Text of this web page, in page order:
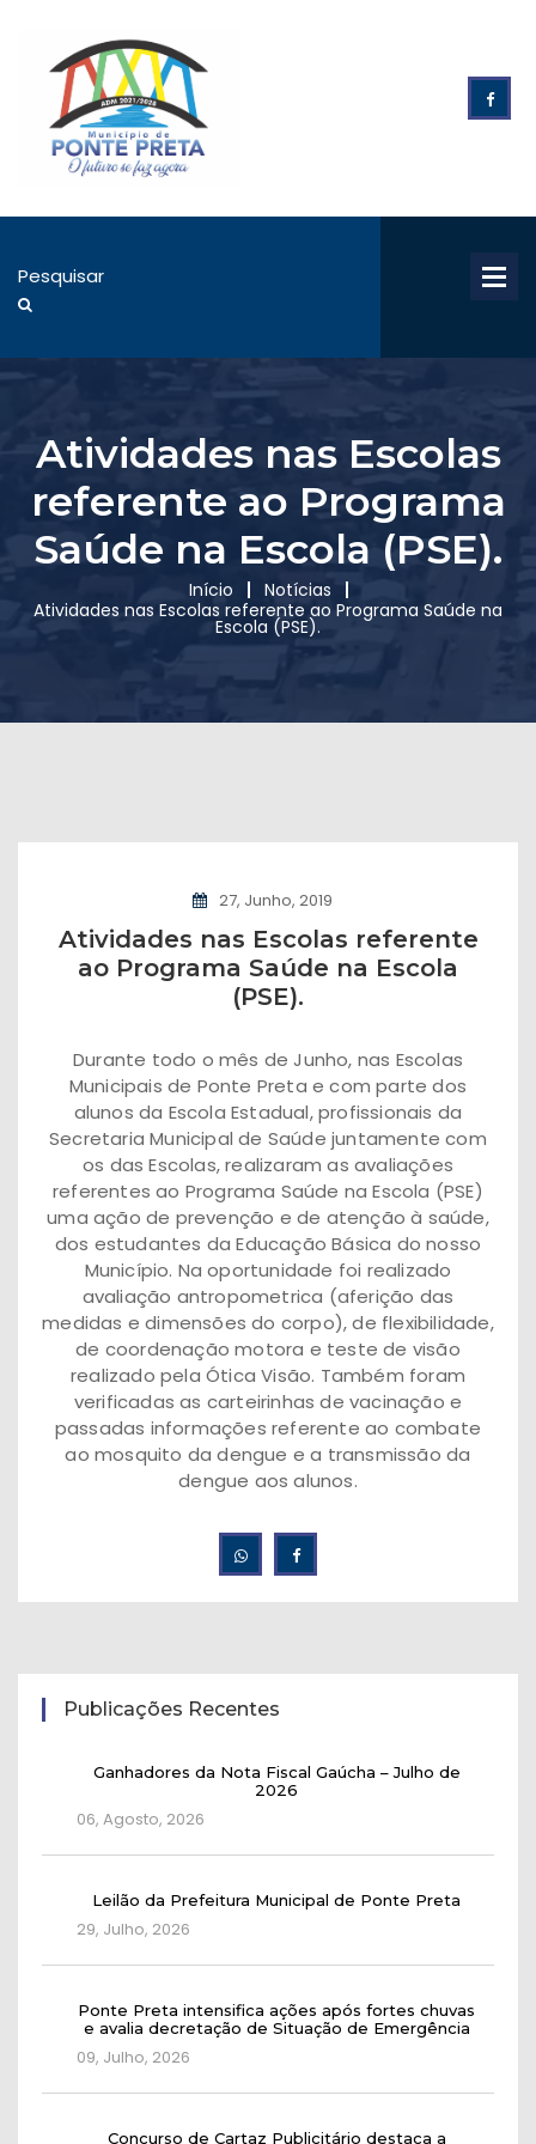
Atividades nas Escolas
referente ao Programa
Saúde na Escola (PSE).
Início
Notícias
Atividades nas Escolas referente ao Programa Saúde na
Escola (PSE).
27, Junho, 2019
Atividades nas Escolas referente
ao Programa Saúde na Escola
(PSE).
Durante todo o mês de Junho, nas Escolas
Municipais de Ponte Preta e com parte dos
alunos da Escola Estadual, profissionais da
Secretaria Municipal de Saúde juntamente com
os das Escolas, realizaram as avaliações
referentes ao Programa Saúde na Escola (PSE)
uma ação de prevenção e de atenção à saúde,
dos estudantes da Educação Básica do nosso
Município. Na oportunidade foi realizado
avaliação antropometrica (aferição das
medidas e dimensões do corpo), de flexibilidade,
de coordenação motora e teste de visão
realizado pela Ótica Visão. Também foram
verificadas as carteirinhas de vacinação e
passadas informações referente ao combate
ao mosquito da dengue e a transmissão da
dengue aos alunos.
Publicações Recentes
Ganhadores da Nota Fiscal Gaúcha – Julho de
2026
06, Agosto, 2026
Leilão da Prefeitura Municipal de Ponte Preta
29, Julho, 2026
Ponte Preta intensifica ações após fortes chuvas
e avalia decretação de Situação de Emergência
09, Julho, 2026
Concurso de Cartaz Publicitário destaca a